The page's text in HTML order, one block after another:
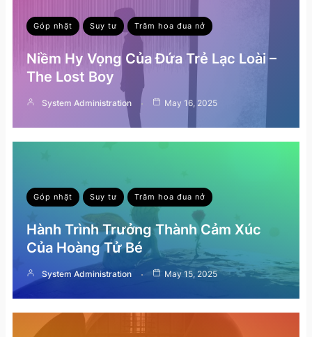
Góp nhặt Suy tư Trăm hoa đua nở
Niềm Hy Vọng Của Đứa Trẻ Lạc Loài –
The Lost Boy
System Administration May 16, 2025
Góp nhặt Suy tư Trăm hoa đua nở
Hành Trình Trưởng Thành Cảm Xúc
Của Hoàng Tử Bé
System Administration May 15, 2025